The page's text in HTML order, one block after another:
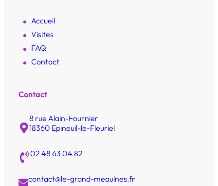
Accueil
Visites
FAQ
Contact
Contact
8 rue Alain-Fournier
18360 Epineuil-le-Fleuriel
02 48 63 04 82
contact@le-grand-meaulnes.fr